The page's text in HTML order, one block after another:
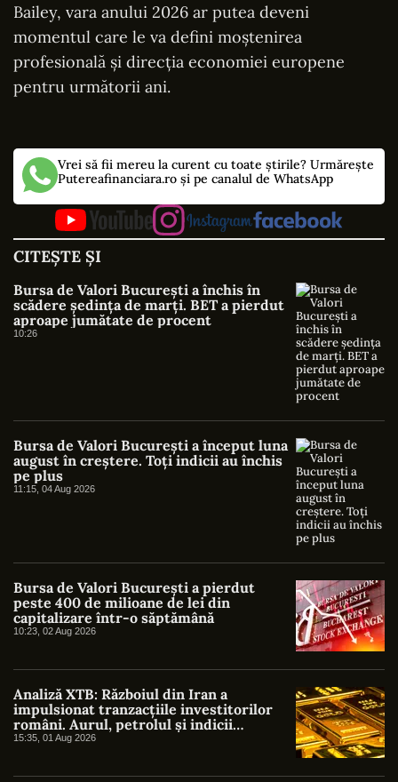
Bailey, vara anului 2026 ar putea deveni
momentul care le va defini moștenirea
profesională și direcția economiei europene
pentru următorii ani.
Vrei să fii mereu la curent cu toate știrile? Urmărește
Putereafinanciara.ro și pe canalul de WhatsApp
CITEȘTE ȘI
Bursa de Valori București a închis în
scădere ședința de marți. BET a pierdut
aproape jumătate de procent
10:26
Bursa de Valori București a început luna
august în creștere. Toți indicii au închis
pe plus
11:15, 04 Aug 2026
Bursa de Valori București a pierdut
peste 400 de milioane de lei din
capitalizare într-o săptămână
10:23, 02 Aug 2026
Analiză XTB: Războiul din Iran a
impulsionat tranzacțiile investitorilor
români. Aurul, petrolul și indicii
americani au atras cel mai mare interes
15:35, 01 Aug 2026